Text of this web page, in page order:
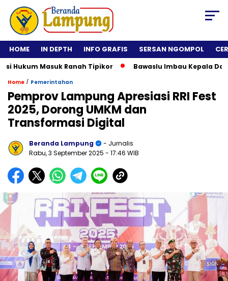
HOME IN DEPTH INFO GRAFIS SERSAN NGOMPOL
Masuk Ranah Tipikor Bawaslu Imbau Kepala Daerah
Home / Pemerintahan
Pemprov Lampung Apresiasi RRI Fest
2025, Dorong UMKM dan
Transformasi Digital
Beranda Lampung
- Jurnalis
Rabu, 3 September 2025 - 17:46 WIB